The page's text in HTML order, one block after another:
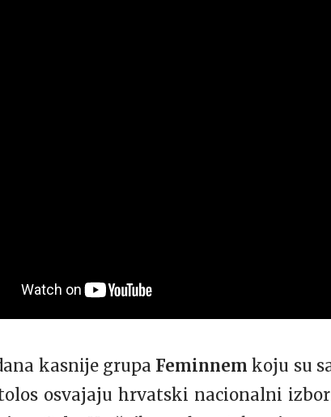
kasnije grupa Feminnem koju su
osvajaju hrvatski nacionalni